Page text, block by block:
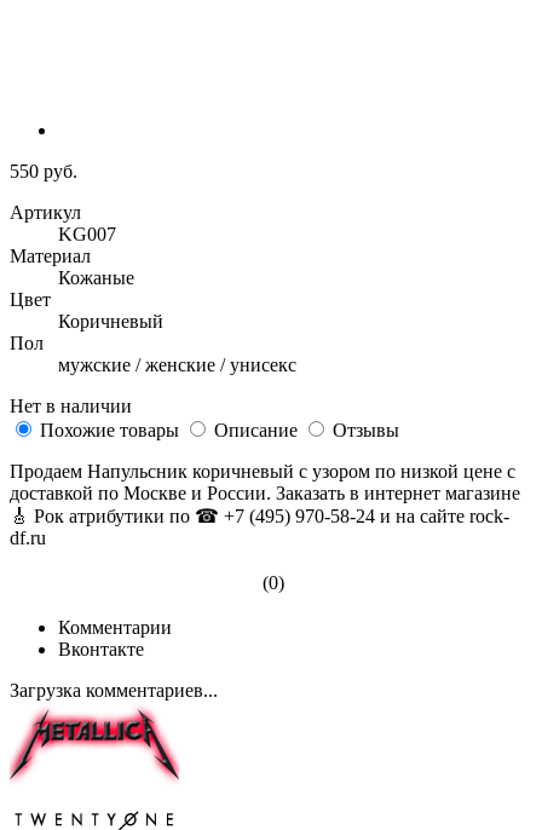
550 руб.
Артикул
KG007
Материал
Кожаные
Цвет
Коричневый
Пол
мужские / женские / унисекс
Нет в наличии
Похожие товары
Описание
Отзывы
Продаем Напульсник коричневый с узором по низкой цене с
доставкой по Москве и России. Заказать в интернет магазине
🎸 Рок атрибутики по ☎ +7 (495) 970-58-24 и на сайте rock-
df.ru
(0)
Комментарии
Вконтакте
Загрузка комментариев...